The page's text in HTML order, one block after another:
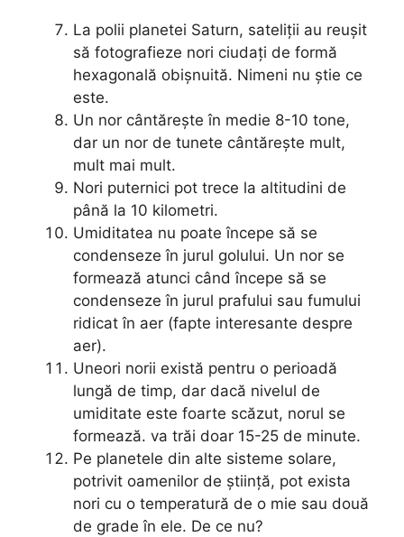
La polii planetei Saturn, sateliții au reușit
să fotografieze nori ciudați de formă
hexagonală obișnuită. Nimeni nu știe ce
este.
Un nor cântărește în medie 8-10 tone,
dar un nor de tunete cântărește mult,
mult mai mult.
Nori puternici pot trece la altitudini de
până la 10 kilometri.
Umiditatea nu poate începe să se
condenseze în jurul golului. Un nor se
formează atunci când începe să se
condenseze în jurul prafului sau fumului
ridicat în aer (fapte interesante despre
aer).
Uneori norii există pentru o perioadă
lungă de timp, dar dacă nivelul de
umiditate este foarte scăzut, norul se
formează. va trăi doar 15-25 de minute.
Pe planetele din alte sisteme solare,
potrivit oamenilor de știință, pot exista
nori cu o temperatură de o mie sau două
de grade în ele. De ce nu?